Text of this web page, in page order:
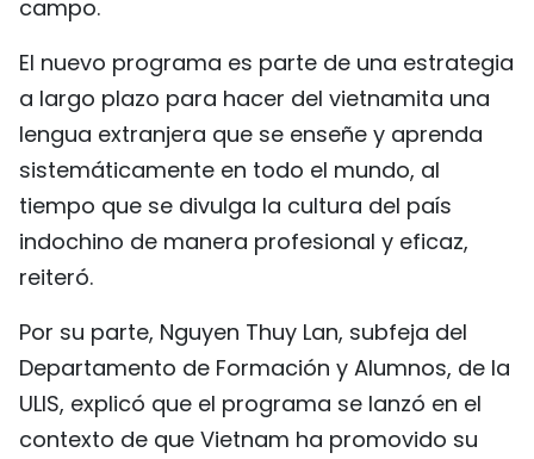
campo.
El nuevo programa es parte de una estrategia
a largo plazo para hacer del vietnamita una
lengua extranjera que se enseñe y aprenda
sistemáticamente en todo el mundo, al
tiempo que se divulga la cultura del país
indochino de manera profesional y eficaz,
reiteró.
Por su parte, Nguyen Thuy Lan, subfeja del
Departamento de Formación y Alumnos, de la
ULIS, explicó que el programa se lanzó en el
contexto de que Vietnam ha promovido su